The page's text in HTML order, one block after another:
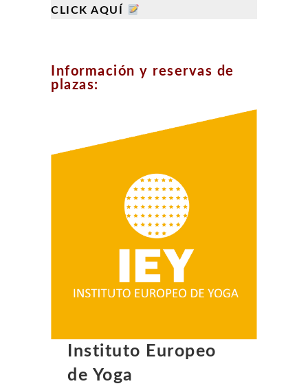
CLICK AQUÍ
Información y reservas de
plazas:
Instituto Europeo
de Yoga